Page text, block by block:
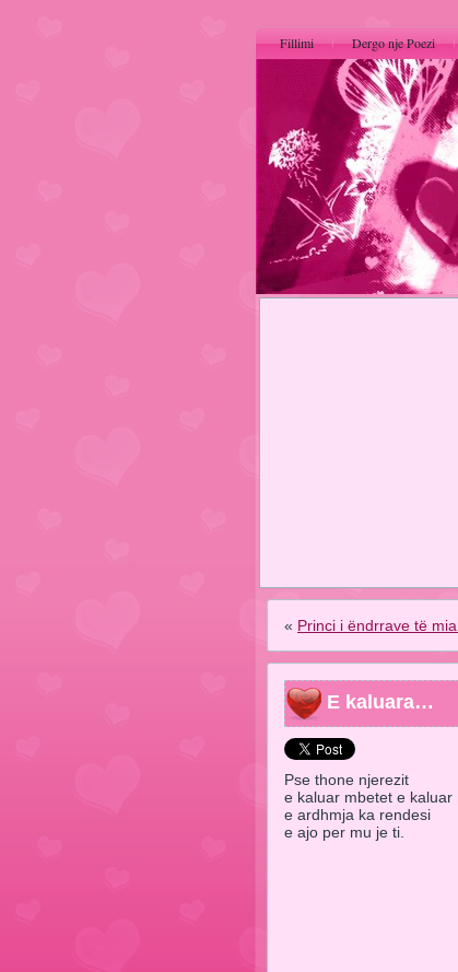
Fillimi Dergo nje Poezi
« Princi i ëndrrave të mia..
E kaluara…
Pse thone njerezit
e kaluar mbetet e kaluar
e ardhmja ka rendesi
e ajo per mu je ti.